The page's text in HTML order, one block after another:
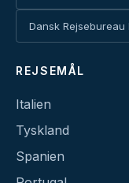
Dansk Rejsebureau
REJSEMÅL
Italien
Tyskland
Spanien